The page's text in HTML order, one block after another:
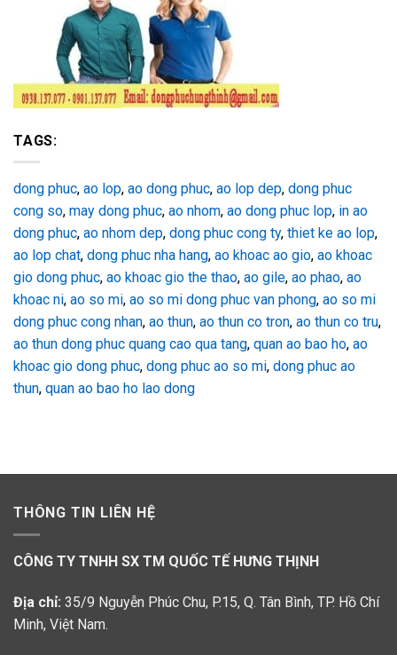
TAGS:
dong phuc, ao lop, ao dong phuc, ao lop dep, dong phuc
cong so, may dong phuc, ao nhom, ao dong phuc lop, in ao
dong phuc, ao nhom dep, dong phuc cong ty, thiet ke ao lop,
ao lop chat, dong phuc nha hang, ao khoac ao gio, ao khoac
gio dong phuc, ao khoac gio the thao, ao gile, ao phao, ao
khoac ni, ao so mi, ao so mi dong phuc van phong, ao so mi
dong phuc cong nhan, ao thun, ao thun co tron, ao thun co tru,
ao thun dong phuc quang cao qua tang, quan ao bao ho, ao
khoac gio dong phuc, dong phuc ao so mi, dong phuc ao
thun, quan ao bao ho lao dong
THÔNG TIN LIÊN HỆ
CÔNG TY TNHH SX TM QUỐC TẾ HƯNG THỊNH
Địa chỉ: 35/9 Nguyễn Phúc Chu, P.15, Q. Tân Bình, TP. Hồ Chí
Minh, Việt Nam.